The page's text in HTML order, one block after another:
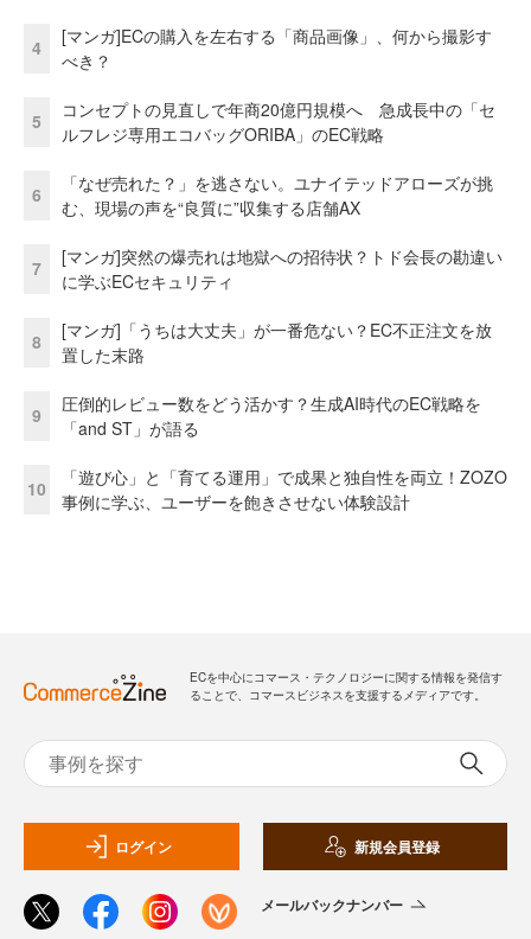
4
[マンガ]ECの購入を左右する「商品画像」、何から撮影す
べき？
5
コンセプトの見直しで年商20億円規模へ 急成長中の「セ
ルフレジ専用エコバッグORIBA」のEC戦略
6
「なぜ売れた？」を逃さない。ユナイテッドアローズが挑
む、現場の声を“良質に”収集する店舗AX
7
[マンガ]突然の爆売れは地獄への招待状？トド会長の勘違い
に学ぶECセキュリティ
8
[マンガ]「うちは大丈夫」が一番危ない？EC不正注文を放
置した末路
9
圧倒的レビュー数をどう活かす？生成AI時代のEC戦略を
「and ST」が語る
10
「遊び心」と「育てる運用」で成果と独自性を両立！ZOZO
事例に学ぶ、ユーザーを飽きさせない体験設計
ECを中心にコマース・テクノロジーに関する情報を発信す
ることで、コマースビジネスを支援するメディアです。
ログイン 新規会員登録
メールバックナンバー